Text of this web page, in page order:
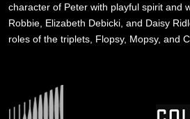
character of Peter with playful spirit and
Robbie, Elizabeth Debicki, and Daisy
roles of the triplets, Flopsy, Mopsy, and